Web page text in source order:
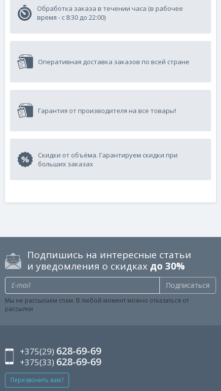
Обработка заказа в течении часа (в рабочее
время - с 8:30 до 22:00)
Оперативная доставка заказов по всей стране
Гарантия от производителя на все товары!
Скидки от объёма. Гарантируем скидки при
больших заказах
Подпишись на интересные статьи
и уведомления о скидках до 30%
Подписаться
Мы не рассылаем спам. В любой момент можно отказаться от
рассылки
+375(29) 628-69-69
+375(33) 628-69-69
Перезвонить вам?